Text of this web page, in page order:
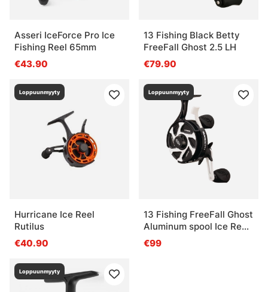
Asseri IceForce Pro Ice
Fishing Reel 65mm
€43.90
13 Fishing Black Betty
FreeFall Ghost 2.5 LH
€79.90
Loppuunmyyty
Hurricane Ice Reel
Rutilus
€40.90
Loppuunmyyty
13 Fishing FreeFall Ghost
Aluminum spool Ice Reel-
2.5-LH, 3+1
€99
Loppuunmyyty